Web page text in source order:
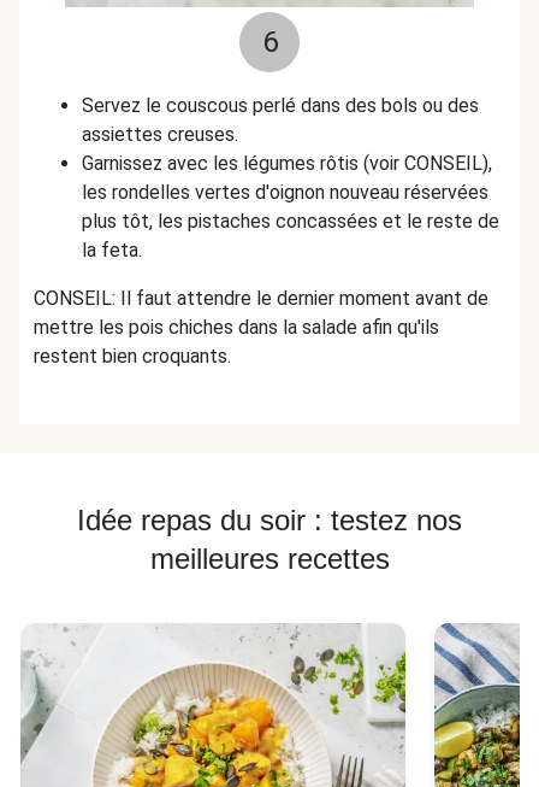
6
Servez le couscous perlé dans des bols ou des
assiettes creuses.
Garnissez avec les légumes rôtis (voir CONSEIL),
les rondelles vertes d'oignon nouveau réservées
plus tôt, les pistaches concassées et le reste de
la feta.
CONSEIL: Il faut attendre le dernier moment avant de
mettre les pois chiches dans la salade afin qu'ils
restent bien croquants.
Idée repas du soir : testez nos
meilleures recettes